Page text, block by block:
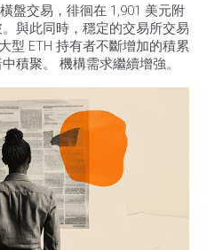
盤交易，徘徊在 1,901 美元附
與此同時，穩定的交易所交易
型 ETH 持有者不斷增加的積累
積聚。 機構需求繼續增強。